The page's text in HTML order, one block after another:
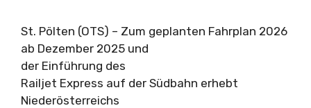
St. Pölten (OTS) – Zum geplanten Fahrplan 2026
ab Dezember 2025 und
der Einführung des
Railjet Express auf der Südbahn erhebt
Niederösterreichs